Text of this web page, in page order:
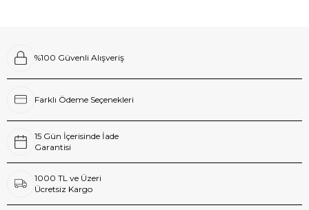
%100 Güvenli Alışveriş
Farklı Ödeme Seçenekleri
15 Gün İçerisinde İade
Garantisi
1000 TL ve Üzeri
Ücretsiz Kargo